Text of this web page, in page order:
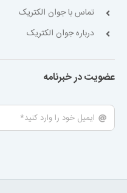
تماس با جوان الکتریک
درباره جوان الکتریک
عضویت در خبرنامه